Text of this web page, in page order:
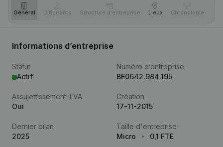
Général Dirigeants Structure d'entreprise Lieux Chronologie
Informations d’entreprise
Statut
Actif
Numéro d’entreprise
BE0642.984.195
Assujettissement TVA
Oui
Création
17-11-2015
Dernier bilan
2025
Taille d'entreprise
Micro
0,1 FTE